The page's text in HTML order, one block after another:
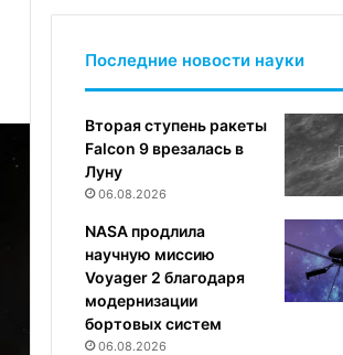
Последние новости науки
Вторая ступень ракеты
Falcon 9 врезалась в
Луну
06.08.2026
NASA продлила
научную миссию
Voyager 2 благодаря
модернизации
бортовых систем
06.08.2026